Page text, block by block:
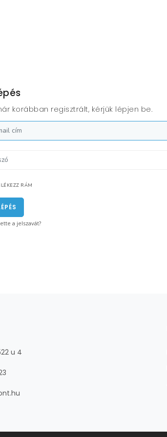
korábban regisztrált, kérjük lépjen be.
RÁM
a jelszavát?
u 4